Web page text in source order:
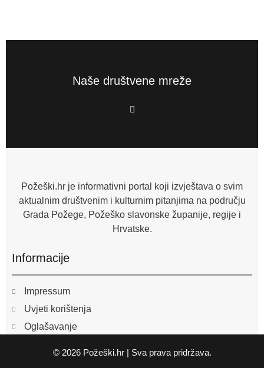
Naše društvene mreže
F
a
o
f
Požeški.hr je informativni portal koji izvještava o svim
aktualnim društvenim i kulturnim pitanjima na području
Grada Požege, Požeško slavonske županije, regije i
Hrvatske.
Informacije
Impressum
Uvjeti korištenja
Oglašavanje
© 2026 Požeški.hr | Sva prava pridržava.